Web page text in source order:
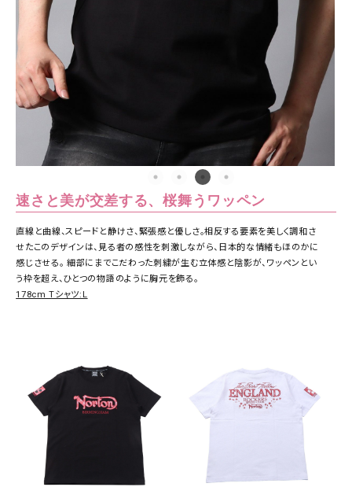
速さと美が交差する、桜舞うワッペン
直線と曲線、スピードと静けさ、緊張感と優しさ。相反する要素を美しく調和さ
せたこのデザインは、見る者の感性を刺激しながら、日本的な情緒もほのかに
感じさせる。 細部にまでこだわった刺繍が生む立体感と陰影が、ワッペンとい
う枠を超え、ひとつの物語のように胸元を飾る。
178cm Tシャツ:L